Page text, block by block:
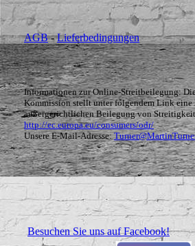
AGB-Lieferbedingungen
Informationen zur Online-Streitbeilegung:
Kommission stellt unter folgendem Link eine
außergerichtlichen Beilegung von
http://ec.europa.eu/consumers/odr/
Unsere E-Mail-Adresse:
Besuchen Sie uns auf Facebook!